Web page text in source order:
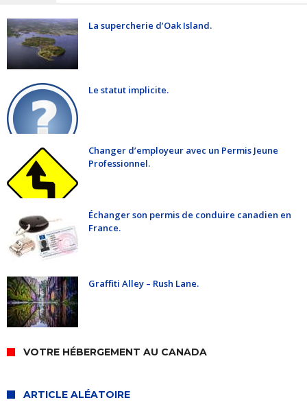
La supercherie d’Oak Island.
Le statut implicite.
Changer d’employeur avec un Permis Jeune
Professionnel.
Échanger son permis de conduire canadien en
France.
Graffiti Alley – Rush Lane.
VOTRE HÉBERGEMENT AU CANADA
ARTICLE ALÉATOIRE